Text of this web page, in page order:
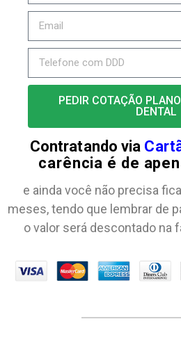
PEDIR COTAÇÃO
DENTAL
Contratando via
carência é de
e ainda você não precisa
meses, tendo que lembrar de
o valor será descontado na